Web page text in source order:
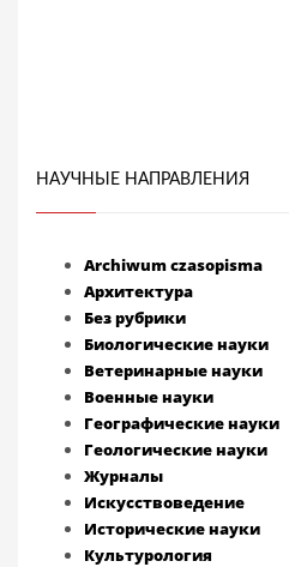
НАУЧНЫЕ НАПРАВЛЕНИЯ
Archiwum czasopisma
Архитектура
Без рубрики
Биологические науки
Ветеринарные науки
Военные науки
Географические науки
Геологические науки
Журналы
Искусствоведение
Исторические науки
Культурология